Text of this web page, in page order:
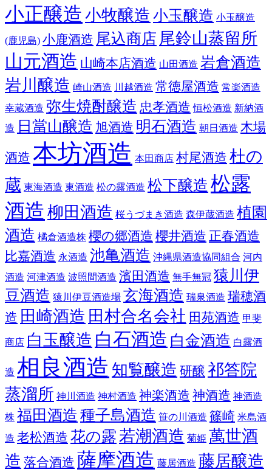
小正醸造 小牧醸造 小玉醸造 小玉醸造
(鹿児島) 小鹿酒造 尾込商店 尾鈴山蒸留所
山元酒造 山崎本店酒造 山田酒造 岩倉酒造
岩川醸造 崎山酒造 川越酒造 常徳屋酒造 常楽酒造
幸蔵酒造 弥生焼酎醸造 忠孝酒造 恒松酒造 新納酒
造 日當山醸造 旭酒造 明石酒造 朝日酒造 木場
酒造 本坊酒造 本田商店 村尾酒造 杜の
蔵 東海酒造 東酒造 松の露酒造 松下醸造 松露
酒造 柳田酒造 桜うづまき酒造 森伊蔵酒造 植園
酒造 橘倉酒造株 櫻の郷酒造 櫻井酒造 正春酒造
比嘉酒造 永酒造 池亀酒造 沖縄県酒造協同組合 河内
酒造 河津酒造 波照間酒造 濱田酒造 無手無冠 猿川伊
豆酒造 猿川伊豆酒造場 玄海酒造 瑞泉酒造 瑞穂酒
造 田崎酒造 田村合名会社 田苑酒造 甲斐
商店 白玉醸造 白石酒造 白金酒造 白露酒
造 相良酒造 知覧醸造 研醸 祁答院
蒸溜所 神川酒造 神村酒造 神楽酒造 神酒造 神酒造
株 福田酒造 種子島酒造 笹の川酒造 篠崎 米島酒
造 老松酒造 花の露若潮酒造 菊姫 萬世酒
造 落合酒造 薩摩酒造 藤居酒造 藤居醸造